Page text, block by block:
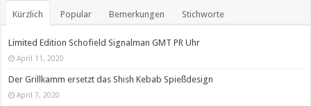
Kürzlich Popular Bemerkungen Stichworte
Limited Edition Schofield Signalman GMT PR Uhr
April 11, 2020
Der Grillkamm ersetzt das Shish Kebab Spießdesign
April 7, 2020